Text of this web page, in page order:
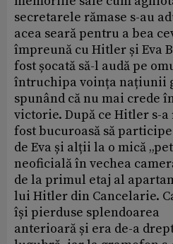
secretarele rămase s-au
acea seară pentru a bea
împreună cu Hitler și Eva
fost șocată să-l audă pe
întruchipa voința națiunii
spunând că nu mai crede
victorie. După ce Hitler s-a
fost bucuroasă să
de Eva și alții la o mică
neoficială în vechea
de la primul etaj al
lui Hitler din Cancelarie.
își pierduse splendoarea
anterioară și era de-a